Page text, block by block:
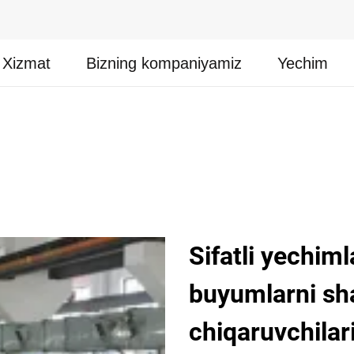
Xizmat Bizning kompaniyamiz Yechim
Sifatli
buyumlarni